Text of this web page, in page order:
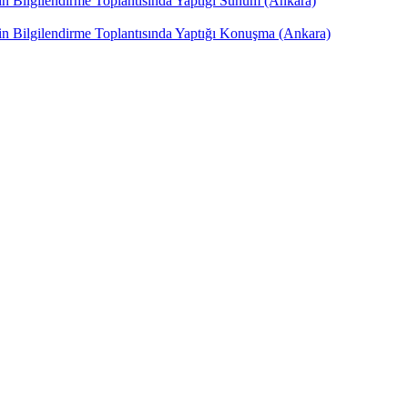
Toplantısında Yaptığı Konuşma (Ankara)